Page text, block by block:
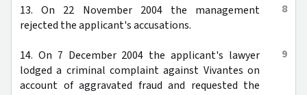
8
13. On 22 November 2004 the management
rejected the applicant's accusations.
9
14. On 7 December 2004 the applicant's lawyer
lodged a criminal complaint against Vivantes on
account of aggravated fraud and requested the